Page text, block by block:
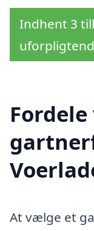
Indhent 3
At vælge et